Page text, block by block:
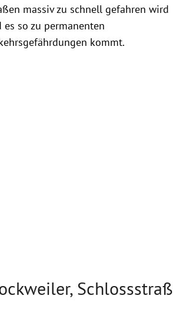
massiv zu schnell gefahren wird
es so zu permanenten
kommt.